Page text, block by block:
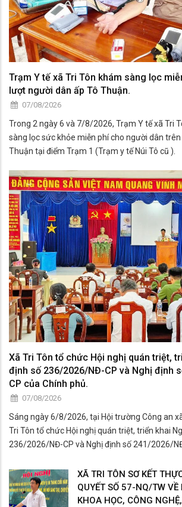
Trạm Y tế xã Tri Tôn khám sàng lọc
lượt người dân ấp Tô Thuận.
07/08/2026
Trong 2 ngày 6 và 7/8/2026, Trạm Y tế xã Tri
sàng lọc sức khỏe miễn phí cho người dân trên
Thuận tại điểm Trạm 1 (Trạm y tế Núi Tô cũ ).
Xã Tri Tôn tổ chức Hội nghị quán triệt,
định số 236/2026/NĐ-CP và Nghị định
CP của Chính phủ.
07/08/2026
Sáng ngày 6/8/2026, tại Hội trường Công an
Tri Tôn tổ chức Hội nghị quán triệt, triển khai
236/2026/NĐ-CP và Nghị định số 241/2026/
địa bàn xã.
XÃ TRI TÔN SƠ KẾT
QUYẾT SỐ 57-NQ/TW VỀ
KHOA HỌC, CÔNG